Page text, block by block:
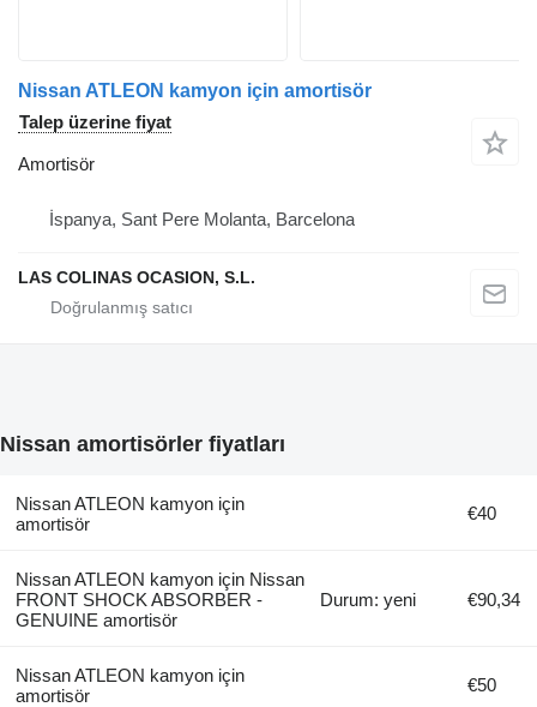
Nissan ATLEON kamyon için amortisör
Talep üzerine fiyat
Amortisör
İspanya, Sant Pere Molanta, Barcelona
LAS COLINAS OCASION, S.L.
Nissan amortisörler fiyatları
Nissan ATLEON kamyon için
amortisör
€40
Nissan ATLEON kamyon için Nissan
FRONT SHOCK ABSORBER -
GENUINE amortisör
Durum: yeni €90,34
Nissan ATLEON kamyon için
amortisör
€50